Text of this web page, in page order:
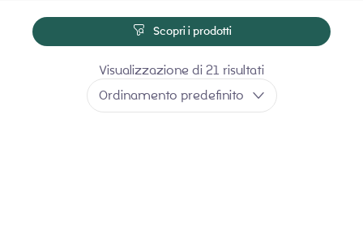
Scopri i prodotti
Visualizzazione di 21 risultati
Ordinamento predefinito